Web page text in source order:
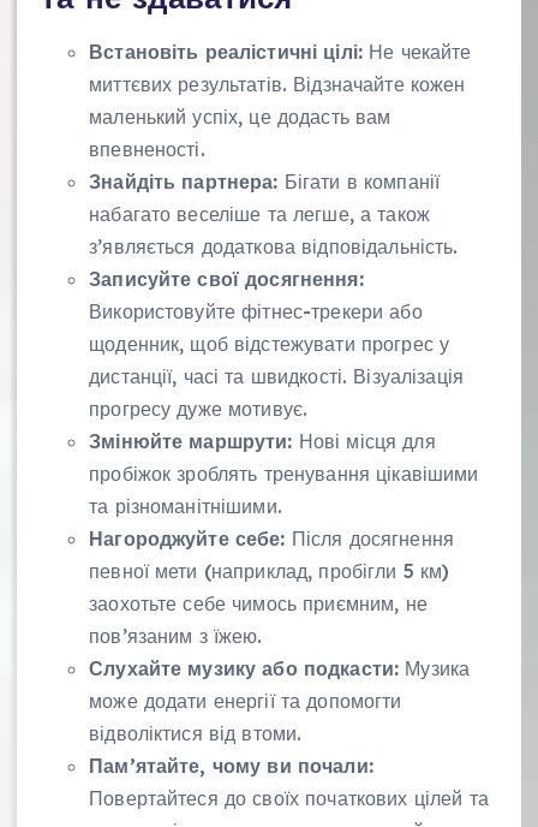
Встановіть реалістичні цілі: Не чекайте
миттєвих результатів. Відзначайте кожен
маленький успіх, це додасть вам
впевненості.
Знайдіть партнера: Бігати в компанії
набагато веселіше та легше, а також
з’являється додаткова відповідальність.
Записуйте свої досягнення:
Використовуйте фітнес-трекери або
щоденник, щоб відстежувати прогрес у
дистанції, часі та швидкості. Візуалізація
прогресу дуже мотивує.
Змінюйте маршрути: Нові місця для
пробіжок зроблять тренування цікавішими
та різноманітнішими.
Нагороджуйте себе: Після досягнення
певної мети (наприклад, пробігли 5 км)
заохотьте себе чимось приємним, не
пов’язаним з їжею.
Слухайте музику або подкасти: Музика
може додати енергії та допомогти
відволіктися від втоми.
Пам’ятайте, чому ви почали:
Повертайтеся до своїх початкових цілей та